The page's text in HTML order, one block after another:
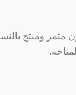
مثمر ومنتج